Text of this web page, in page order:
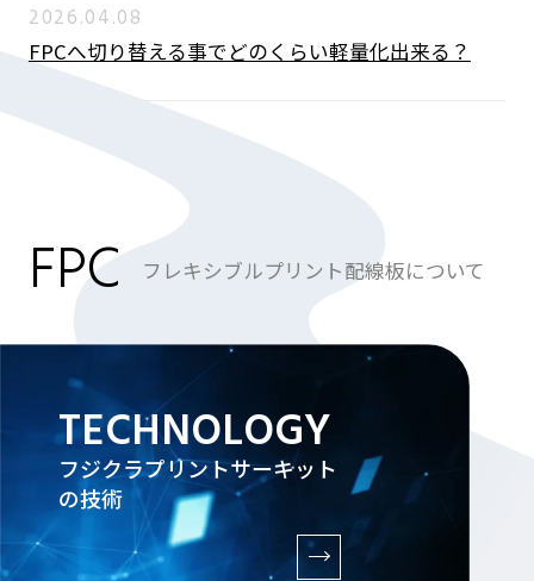
2026.04.08
FPCへ切り替える事でどのくらい軽量化出来る？
FPC フレキシブルプリント配線板について
TECHNOLOGY
フジクラプリントサーキット
の技術